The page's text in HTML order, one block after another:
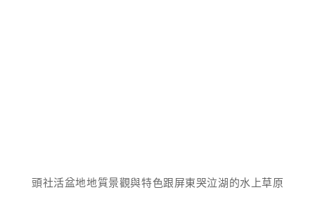
頭社活盆地地質景觀與特色跟屏東哭泣湖的水上草原